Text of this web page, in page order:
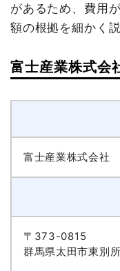
があるため、費用
額の根拠を細かく
富士産業株式会
富士産業株式会社
〒373-0815
群馬県太田市東別